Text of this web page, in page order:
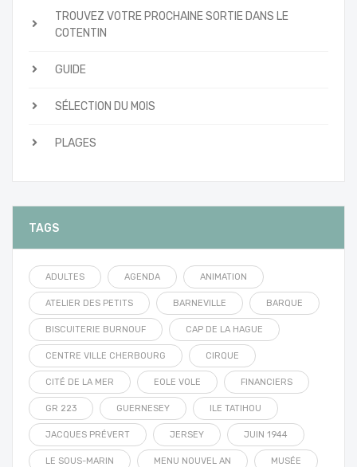
TROUVEZ VOTRE PROCHAINE SORTIE DANS LE
COTENTIN
GUIDE
SÉLECTION DU MOIS
PLAGES
TAGS
ADULTES AGENDA ANIMATION
ATELIER DES PETITS BARNEVILLE BARQUE
BISCUITERIE BURNOUF CAP DE LA HAGUE
CENTRE VILLE CHERBOURG CIRQUE
CITÉ DE LA MER EOLE VOLE FINANCIERS
GR 223 GUERNESEY ILE TATIHOU
JACQUES PRÉVERT JERSEY JUIN 1944
LE SOUS-MARIN MENU NOUVEL AN MUSÉE